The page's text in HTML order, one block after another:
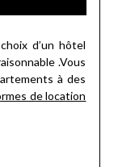
d’un hôtel
.Vous
à des
de location